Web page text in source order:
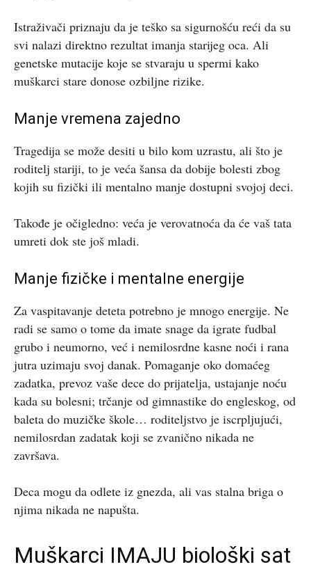
Istraživači priznaju da je teško sa sigurnošću reći da su
svi nalazi direktno rezultat imanja starijeg oca. Ali
genetske mutacije koje se stvaraju u spermi kako
muškarci stare donose ozbiljne rizike.
Manje vremena zajedno
Tragedija se može desiti u bilo kom uzrastu, ali što je
roditelj stariji, to je veća šansa da dobije bolesti zbog
kojih su fizički ili mentalno manje dostupni svojoj deci.
Takođe je očigledno: veća je verovatnoća da će vaš tata
umreti dok ste još mladi.
Manje fizičke i mentalne energije
Za vaspitavanje deteta potrebno je mnogo energije. Ne
radi se samo o tome da imate snage da igrate fudbal
grubo i neumorno, već i nemilosrdne kasne noći i rana
jutra uzimaju svoj danak. Pomaganje oko domaćeg
zadatka, prevoz vaše dece do prijatelja, ustajanje noću
kada su bolesni; trčanje od gimnastike do engleskog, od
baleta do muzičke škole… roditeljstvo je iscrpljujući,
nemilosrdan zadatak koji se zvanično nikada ne
završava.
Deca mogu da odlete iz gnezda, ali vas stalna briga o
njima nikada ne napušta.
Muškarci IMAJU biološki sat